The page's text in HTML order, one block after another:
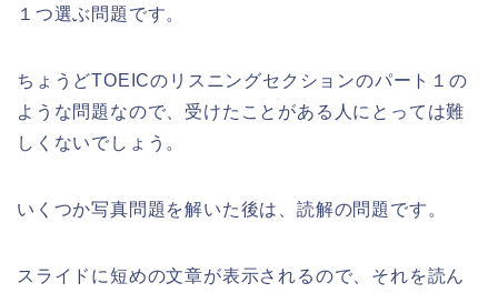
１つ選ぶ問題です。
ちょうどTOEICのリスニングセクションのパート１の
ような問題なので、受けたことがある人にとっては難
しくないでしょう。
いくつか写真問題を解いた後は、読解の問題です。
スライドに短めの文章が表示されるので、それを読ん